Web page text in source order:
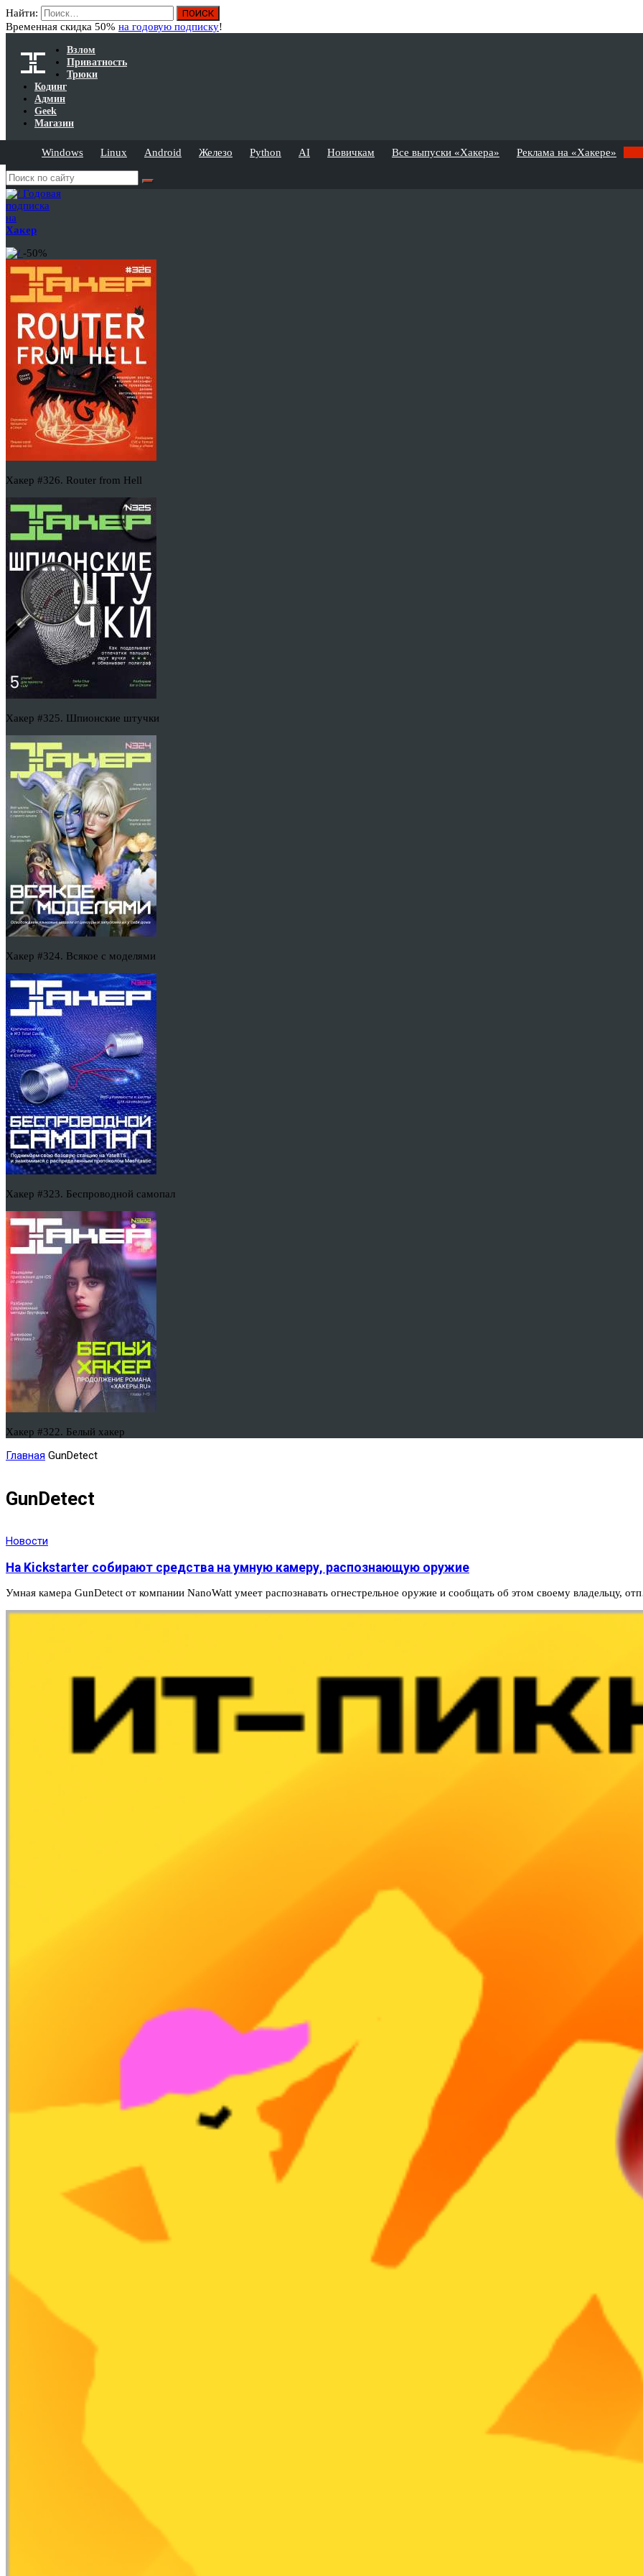
Найти:
Временная скидка 50% на годовую подписку!
Взлом
Приватность
Трюки
Кодинг
Админ
Geek
Магазин
Windows Linux Android Железо Python AI Новичкам Все выпуски «Хакера» Реклама на «Хакере»
Годовая
подписка
на
Хакер
-50%
Хакер #326. Router from Hell
Хакер #325. Шпионские штучки
Хакер #324. Всякое с моделями
Хакер #323. Беспроводной самопал
Хакер #322. Белый хакер
Главная GunDetect
GunDetect
Новости
На Kickstarter собирают средства на умную камеру, распознающую оружие
Умная камера GunDetect от компании NanoWatt умеет распознавать огнестрельное оружие и сообщать об этом своему владельцу,